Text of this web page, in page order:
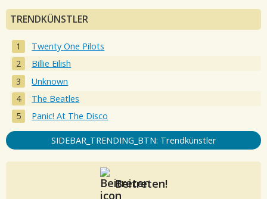
TRENDKÜNSTLER
Twenty One Pilots
Billie Eilish
Unknown
The Beatles
Panic! At The Disco
SIDEBAR_TRENDING_BTN: Trendkünstler
Beitreten!